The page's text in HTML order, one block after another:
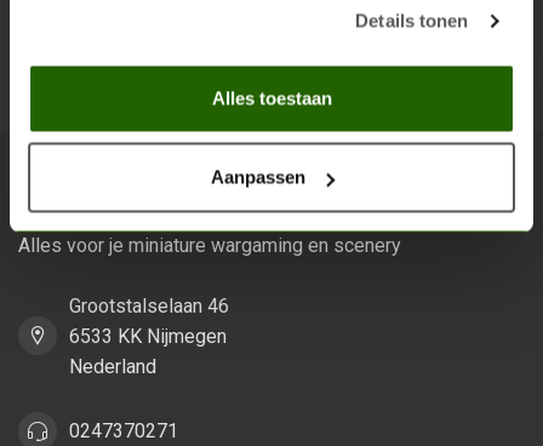
Details tonen
Alles toestaan
Aanpassen
Blijf op de hoogte over onze laatste acties
Scenery Workshop BV
Alles voor je miniature wargaming en scenery
Grootstalselaan 46
6533 KK Nijmegen
Nederland
0247370271